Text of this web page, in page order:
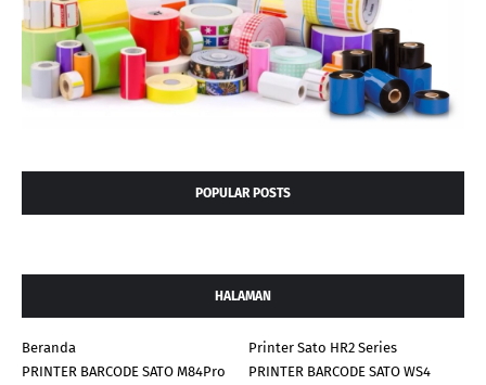
POPULAR POSTS
HALAMAN
Beranda
Printer Sato HR2 Series
PRINTER BARCODE SATO M84Pro
PRINTER BARCODE SATO WS4